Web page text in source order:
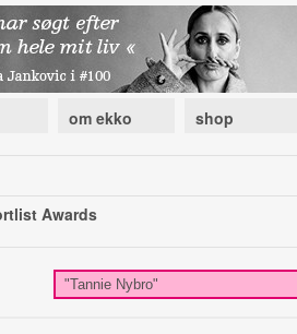
om ekko shop
Awards